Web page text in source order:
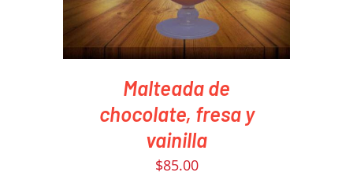
Malteada de
chocolate, fresa y
vainilla
$85.00